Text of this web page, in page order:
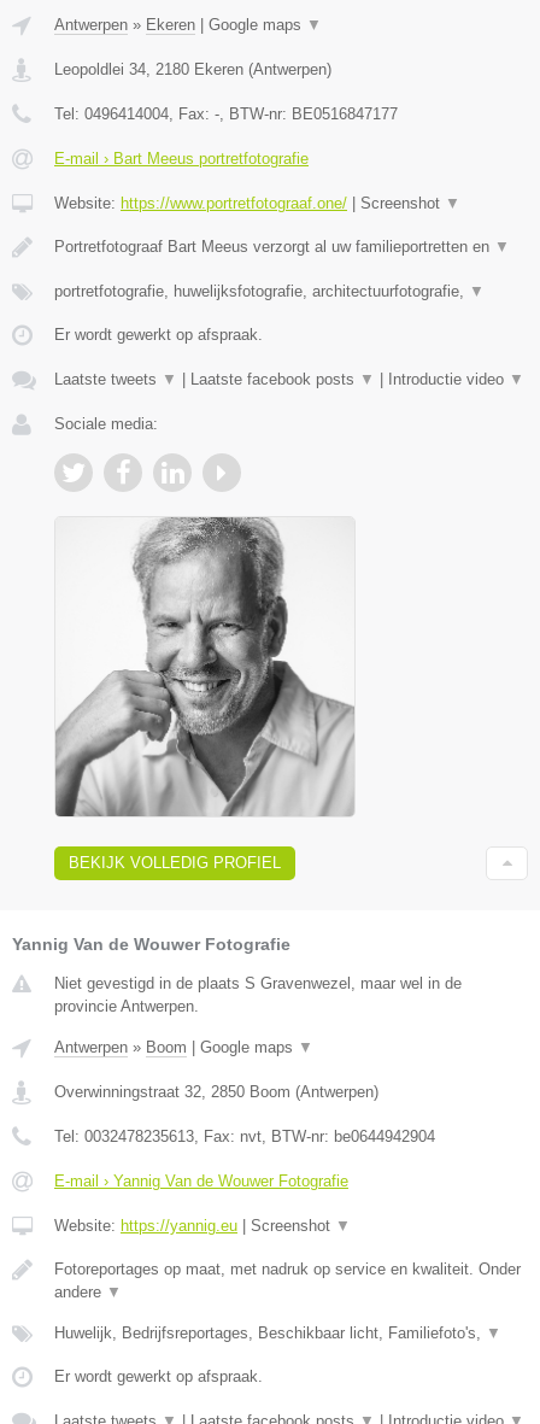
Antwerpen » Ekeren Google maps ▼
Leopoldlei 34, 2180 Ekeren (Antwerpen)
Tel: 0496414004, Fax: -, BTW-nr: BE0516847177
E-mail › Bart Meeus portretfotografie
Website: https://www.portretfotograaf.one/ Screenshot ▼
Portretfotograaf Bart Meeus verzorgt al uw familieportretten en ▼
portretfotografie, huwelijksfotografie, architectuurfotografie, ▼
Er wordt gewerkt op afspraak.
Laatste tweets ▼ Laatste facebook posts ▼ Introductie video ▼
Sociale media:
BEKIJK VOLLEDIG PROFIEL
Yannig Van de Wouwer Fotografie
Niet gevestigd in de plaats S Gravenwezel, maar wel in de
provincie Antwerpen.
Antwerpen » Boom Google maps ▼
Overwinningstraat 32, 2850 Boom (Antwerpen)
Tel: 0032478235613, Fax: nvt, BTW-nr: be0644942904
E-mail › Yannig Van de Wouwer Fotografie
Website: https://yannig.eu Screenshot ▼
Fotoreportages op maat, met nadruk op service en kwaliteit. Onder
andere ▼
Huwelijk, Bedrijfsreportages, Beschikbaar licht, Familiefoto's, ▼
Er wordt gewerkt op afspraak.